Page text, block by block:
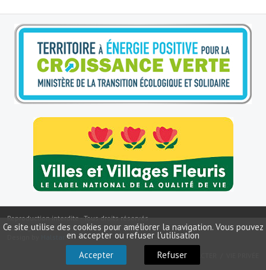
Les foulées Fressinoises
Fêtes et manifestations
Liste et coordonnées des associations
TOURISME, PATRIMOINE
Fressin, ville d'histoire
L'église
Les panneaux du patrimoine
Georges Bernanos
Reproduction interdite - Tous droits réservés
Copyright ©2026 Mairie de Fressin
NOUS CONTACTER
Ce site utilise des cookies pour améliorer la navigation. Vous pouvez
en accepter ou refuser l'utilisation
Accepter
Refuser